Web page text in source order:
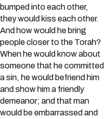
bumped into each other,
they would kiss each other.
And how would he bring
people closer to the Torah?
When he would know about
someone that he committed
a sin, he would befriend him
and show him a friendly
demeanor; and that man
would be embarrassed and